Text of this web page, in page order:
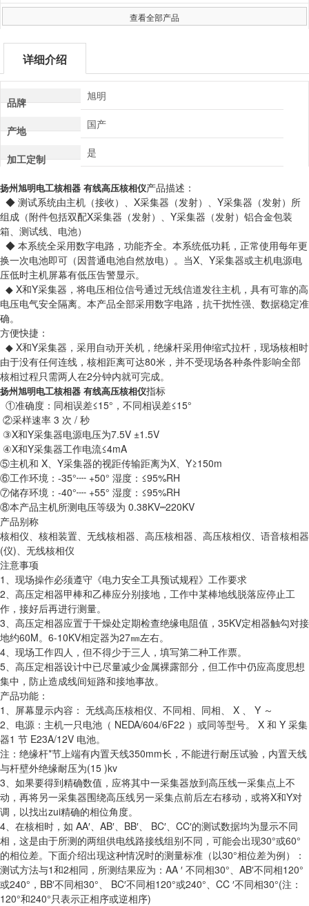
查看全部产品
详细介绍
品牌 旭明
产地 国产
加工定制 是
扬州旭明电工核相器 有线高压核相仪产品描述：
◆ 测试系统由主机（接收）、X采集器（发射）、Y采集器（发射）所
组成（附件包括双配X采集器（发射）、Y采集器（发射）铝合金包装
箱、测试线、电池）
◆ 本系统全采用数字电路，功能齐全。本系统低功耗，正常使用每年更
换一次电池即可（因普通电池自然放电）。当X、Y采集器或主机电源电
压低时主机屏幕有低压告警显示。
◆ X和Y采集器，将电压相位信号通过无线信道发往主机，具有可靠的高
电压电气安全隔离。本产品全部采用数字电路，抗干扰性强、数据稳定准
确。
方便快捷：
◆ X和Y采集器，采用自动开关机，绝缘杆采用伸缩式拉杆，现场核相时
由于没有任何连线，核相距离可达80米，并不受现场各种条件影响全部
核相过程只需两人在2分钟内就可完成。
扬州旭明电工核相器 有线高压核相仪指标
①准确度：同相误差≤15°，不同相误差≤15°
②采样速率 3 次 / 秒
③X和Y采集器电源电压为7.5V ±1.5V
④X和Y采集器工作电流≤4mA
⑤主机和 X、Y采集器的视距传输距离为X、Y≥150m
⑥工作环境：-35°┉ +50° 湿度：≤95%RH
⑦储存环境：-40°┉ +55° 湿度：≤95%RH
⑧本产品主机所测电压等级为 0.38KV┉220KV
产品别称
核相仪、核相装置、无线核相器、高压核相器、高压核相仪、语音核相器
(仪)、无线核相仪
注意事项
1、现场操作必须遵守《电力安全工具预试规程》工作要求
2、高压定相器甲棒和乙棒应分别接地，工作中某棒地线脱落应停止工
作，接好后再进行测量。
3、高压定相器应置于干燥处定期检查绝缘电阻值，35KV定相器触勾对接
地约60M。6-10KV相定器为27㎜左右。
4、现场工作四人，但不得少于三人，填写第二种工作票。
5、高压定相器设计中已尽量减少金属裸露部分，但工作中仍应高度思想
集中，防止造成线间短路和接地事故。
产品功能：
1、屏幕显示内容： 无线高压核相仪、不同相、同相、 X 、 Y ～
2、电源：主机一只电池（ NEDA/604/6F22 ）或同等型号。 X 和 Y 采集
器1 节 E23A/12V 电池。
注：绝缘杆*节上端有内置天线350mm长，不能进行耐压试验，内置天线
与杆壁外绝缘耐压为(15 )kv
3、如果要得到精确数值，应将其中一采集器放到高压线一采集点上不
动，再将另一采集器围绕高压线另一采集点前后左右移动，或将X和Y对
调，以找出zui精确的相位角度。
4、在核相时，如 AA′、AB′、BB′、 BC′、CC′的测试数据均为显示不同
相，这是由于所测的两组供电线路接线组别不同，可能会出现30°或60°
的相位差。下面介绍出现这种情况时的测量标准（以30°相位差为例）：
测试方法与1和2相同，所测结果应为：AA ′ 不同相30°、AB′不同相120°
或240°，BB′不同相30°、 BC′不同相120°或240°、CC ′不同相30°(注：
120°和240°只表示正相序或逆相序)